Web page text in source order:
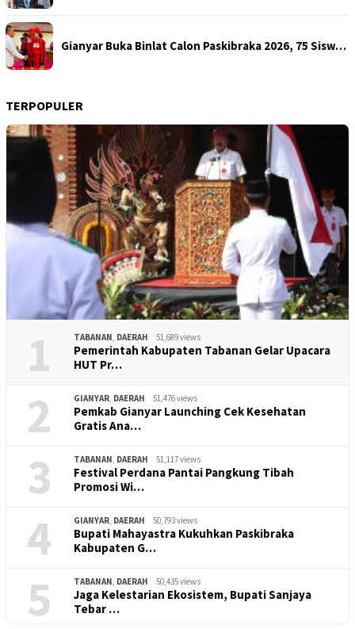
Gianyar Buka Binlat Calon Paskibraka 2026, 75 Sisw…
TERPOPULER
1 TABANAN DAERAH 51,689 views
Pemerintah Kabupaten Tabanan Gelar Upacara
HUT Pr…
2 GIANYAR DAERAH 51,476 views
Pemkab Gianyar Launching Cek Kesehatan
Gratis Ana…
3 TABANAN DAERAH 51,117 views
Festival Perdana Pantai Pangkung Tibah
Promosi Wi…
4 GIANYAR DAERAH 50,793 views
Bupati Mahayastra Kukuhkan Paskibraka
Kabupaten G…
5 TABANAN DAERAH 50,435 views
Jaga Kelestarian Ekosistem, Bupati Sanjaya
Tebar …